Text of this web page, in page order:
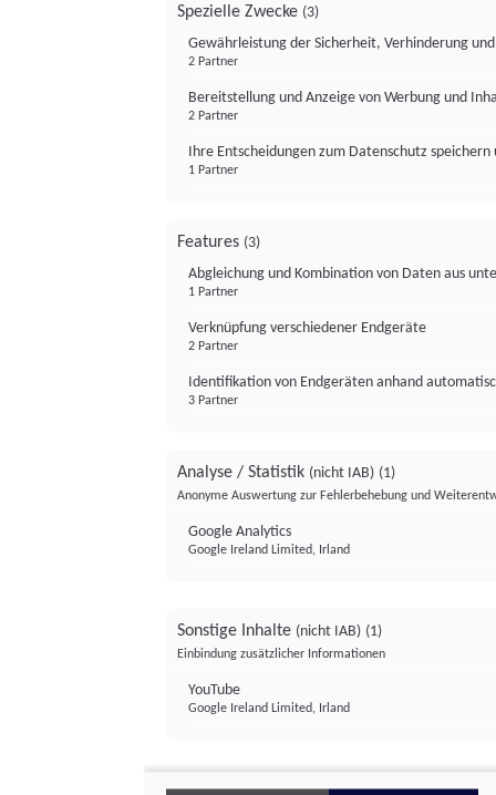
Spezielle Zwecke (3)
Gewährleistung der Sicherheit, Verhinderung
2 Partner
Bereitstellung und Anzeige von Werbung und
2 Partner
Ihre Entscheidungen zum Datenschutz
1 Partner
Features (3)
Abgleichung und Kombination von Daten aus
1 Partner
Verknüpfung verschiedener Endgeräte
2 Partner
Identifikation von Endgeräten anhand
3 Partner
Analyse / Statistik (nicht IAB) (1)
Anonyme Auswertung zur Fehlerbehebung und
Google Analytics
Google Ireland Limited, Irland
Sonstige Inhalte (nicht IAB) (1)
Einbindung zusätzlicher Informationen
YouTube
Google Ireland Limited, Irland